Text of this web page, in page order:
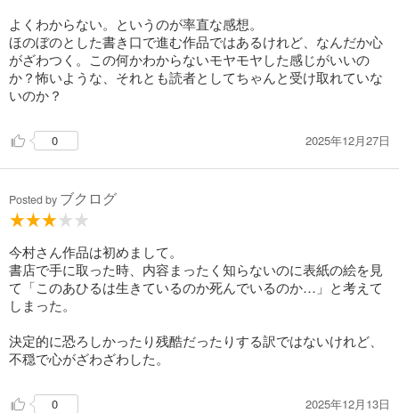
かいなくなって、後で聞いたら食べたみたいで、、なんか色々
思い出にしてはあまり思い出したくないことを思い出した感じ
でした。
よくわからない。というのが率直な感想。
ほのぼのとした書き口で進む作品ではあるけれど、なんだか心
がざわつく。この何かわからないモヤモヤした感じがいいの
か？怖いような、それとも読者としてちゃんと受け取れていな
いのか？
0 2025年12月27日
Posted by ブクログ
今村さん作品は初めまして。
書店で手に取った時、内容まったく知らないのに表紙の絵を見
て「このあひるは生きているのか死んでいるのか…」と考えて
しまった。
決定的に恐ろしかったり残酷だったりする訳ではないけれど、
不穏で心がざわざわした。
0 2025年12月13日